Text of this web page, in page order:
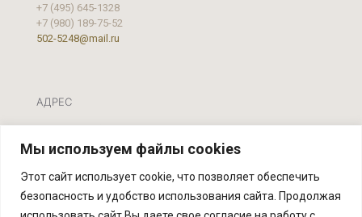
Мы используем файлы cookies
Этот сайт использует cookie, что позволяет обеспечить
безопасность и удобство использования сайта. Продолжая
+7 (495) 645-1328
+7 (980) 189-75-52
502-5248@mail.ru
АДРЕС